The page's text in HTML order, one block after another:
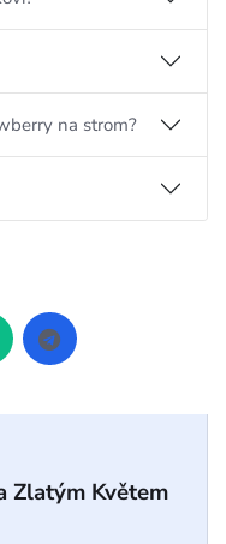
na strom?
Zlatým Květem